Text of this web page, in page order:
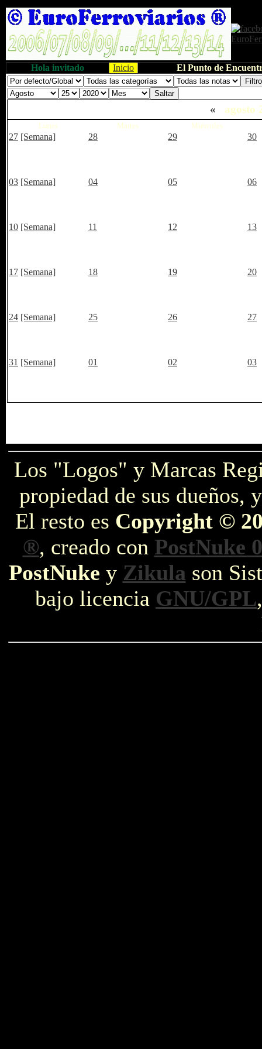
Hola invitado Inicio El Punto de
« agosto
Lunes Martes Miércoles
27 [Semana] 28 29 30
03 [Semana] 04 05 06
10 [Semana] 11 12 13
17 [Semana] 18 19 20
24 [Semana] 25 26 27
31 [Semana] 01 02 03
Los "Logos" y Marcas
propiedad de sus dueños,
El resto es Copyright ©
®, creado con PostNuke
PostNuke y Zikula son
bajo licencia GNU/GPL